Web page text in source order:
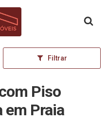
inicial
Filtrar
Piso
em Praia